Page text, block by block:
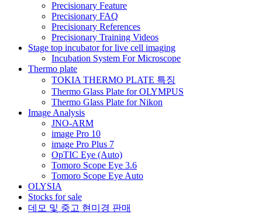
Precisionary Feature
Precisionary FAQ
Precisionary References
Precisionary Training Videos
Stage top incubator for live cell imaging
Incubation System For Microscope
Thermo plate
TOKIA THERMO PLATE 특징
Thermo Glass Plate for OLYMPUS
Thermo Glass Plate for Nikon
Image Analysis
JNO-ARM
image Pro 10
image Pro Plus 7
OpTIC Eye (Auto)
Tomoro Scope Eye 3.6
Tomoro Scope Eye Auto
OLYSIA
Stocks for sale
데모 및 중고 현미경 판매